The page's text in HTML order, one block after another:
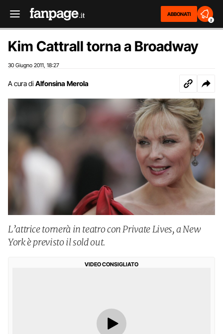
ABBONATI
2
Kim Cattrall torna a Broadway
30 Giugno 2011 18:27
A cura di Alfonsina Merola
L’attrice tornerà in teatro con Private Lives, a New
York è previsto il sold out.
VIDEO CONSIGLIATO